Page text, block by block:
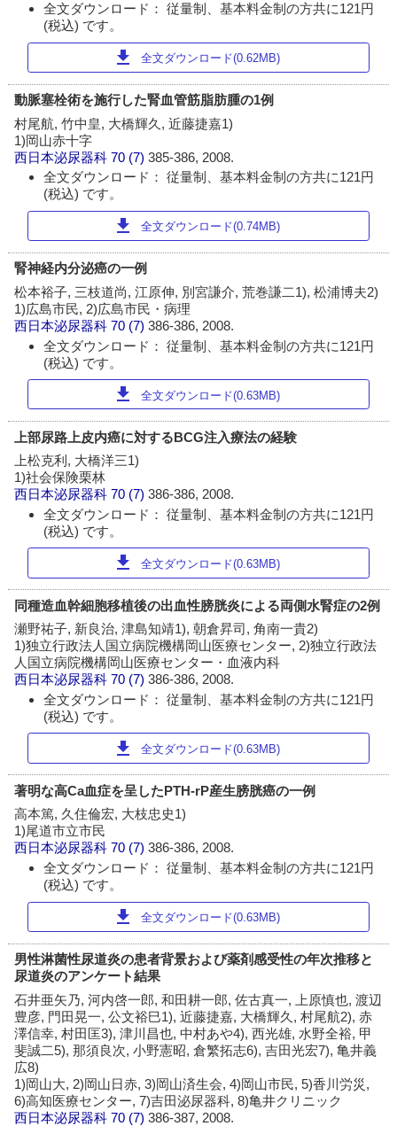
全文ダウンロード： 従量制、基本料金制の方共に121円
(税込) です。
download 全文ダウンロード(0.62MB)
動脈塞栓術を施行した腎血管筋脂肪腫の1例
村尾航, 竹中皇, 大橋輝久, 近藤捷嘉1)
1)岡山赤十字
西日本泌尿器科 70 (7)385-386, 2008.
全文ダウンロード： 従量制、基本料金制の方共に121円
(税込) です。
download 全文ダウンロード(0.74MB)
腎神経内分泌癌の一例
松本裕子, 三枝道尚, 江原伸, 別宮謙介, 荒巻謙二1), 松浦博夫2)
1)広島市民, 2)広島市民・病理
西日本泌尿器科 70 (7)386-386, 2008.
全文ダウンロード： 従量制、基本料金制の方共に121円
(税込) です。
download 全文ダウンロード(0.63MB)
上部尿路上皮内癌に対するBCG注入療法の経験
上松克利, 大橋洋三1)
1)社会保険栗林
西日本泌尿器科 70 (7)386-386, 2008.
全文ダウンロード： 従量制、基本料金制の方共に121円
(税込) です。
download 全文ダウンロード(0.63MB)
同種造血幹細胞移植後の出血性膀胱炎による両側水腎症の2例
瀬野祐子, 新良治, 津島知靖1), 朝倉昇司, 角南一貴2)
1)独立行政法人国立病院機構岡山医療センター, 2)独立行政法
人国立病院機構岡山医療センター・血液内科
西日本泌尿器科 70 (7)386-386, 2008.
全文ダウンロード： 従量制、基本料金制の方共に121円
(税込) です。
download 全文ダウンロード(0.63MB)
著明な高Ca血症を呈したPTH-rP産生膀胱癌の一例
高本篤, 久住倫宏, 大枝忠史1)
1)尾道市立市民
西日本泌尿器科 70 (7)386-386, 2008.
全文ダウンロード： 従量制、基本料金制の方共に121円
(税込) です。
download 全文ダウンロード(0.63MB)
男性淋菌性尿道炎の患者背景および薬剤感受性の年次推移と
尿道炎のアンケート結果
石井亜矢乃, 河内啓一郎, 和田耕一郎, 佐古真一, 上原慎也, 渡辺
豊彦, 門田晃一, 公文裕巳1), 近藤捷嘉, 大橋輝久, 村尾航2), 赤
澤信幸, 村田匡3), 津川昌也, 中村あや4), 西光雄, 水野全裕, 甲
斐誠二5), 那須良次, 小野憲昭, 倉繁拓志6), 吉田光宏7), 亀井義
広8)
1)岡山大, 2)岡山日赤, 3)岡山済生会, 4)岡山市民, 5)香川労災,
6)高知医療センター, 7)吉田泌尿器科, 8)亀井クリニック
西日本泌尿器科 70 (7)386-387, 2008.